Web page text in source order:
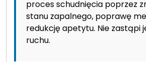
proces schudnięcia poprzez
stanu zapalnego, poprawę
redukcję apetytu. Nie zastąpi
ruchu.